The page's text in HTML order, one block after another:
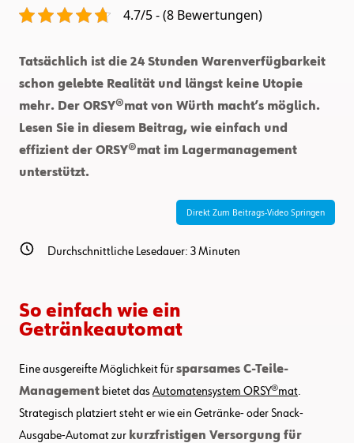
4.7/5 - (8 Bewertungen)
Tatsächlich ist die 24 Stunden Warenverfügbarkeit
schon gelebte Realität und längst keine Utopie
mehr. Der ORSY®mat von Würth macht’s möglich.
Lesen Sie in diesem Beitrag, wie einfach und
effizient der ORSY®mat im Lagermanagement
unterstützt.
Direkt Zum Beitrags-Video Springen
Durchschnittliche Lesedauer: 3Minuten
So einfach wie ein
Getränkeautomat
Eine ausgereifte Möglichkeit fürsparsames C-Teile-
Management bietet dasAutomatensystem ORSY®mat.
Strategisch platziert steht er wie ein Getränke- oder Snack-
Ausgabe-Automat zur kurzfristigen Versorgung für